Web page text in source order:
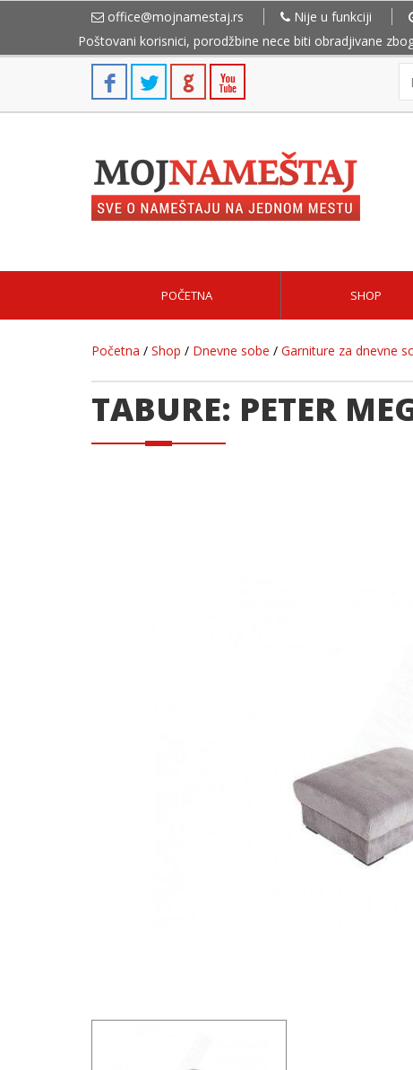
office@mojnamestaj.rs Nije u funkciji
Poštovani korisnici, porodžbine nece biti obradjivane
POČETNA SHOP
Početna / Shop / Dnevne sobe / Garniture za dnevne
TABURE: PETER